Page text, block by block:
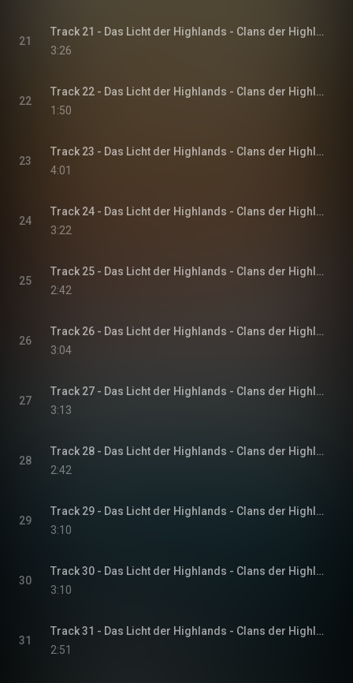
21
Track 21 - Das Licht der Highlands - Clans der Highlands-Reihe, Band 1
3:26
22
Track 22 - Das Licht der Highlands - Clans der Highlands-Reihe, Band 1
1:50
23
Track 23 - Das Licht der Highlands - Clans der Highlands-Reihe, Band 1
4:01
24
Track 24 - Das Licht der Highlands - Clans der Highlands-Reihe, Band 1
3:22
25
Track 25 - Das Licht der Highlands - Clans der Highlands-Reihe, Band 1
2:42
26
Track 26 - Das Licht der Highlands - Clans der Highlands-Reihe, Band 1
3:04
27
Track 27 - Das Licht der Highlands - Clans der Highlands-Reihe, Band 1
3:13
28
Track 28 - Das Licht der Highlands - Clans der Highlands-Reihe, Band 1
2:42
29
Track 29 - Das Licht der Highlands - Clans der Highlands-Reihe, Band 1
3:10
30
Track 30 - Das Licht der Highlands - Clans der Highlands-Reihe, Band 1
3:10
31
Track 31 - Das Licht der Highlands - Clans der Highlands-Reihe, Band 1
2:51